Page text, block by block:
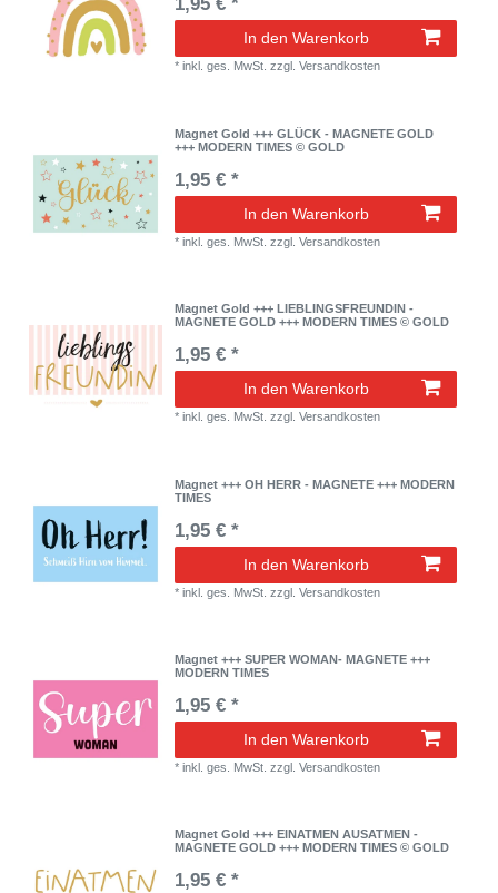
1,95 € *
In den Warenkorb
*inkl. ges. MwSt. zzgl.Versandkosten
Magnet Gold +++ GLÜCK - MAGNETE GOLD
+++ MODERN TIMES © GOLD
1,95 € *
In den Warenkorb
*inkl. ges. MwSt. zzgl.Versandkosten
Magnet Gold +++ LIEBLINGSFREUNDIN -
MAGNETE GOLD +++ MODERN TIMES © GOLD
1,95 € *
In den Warenkorb
*inkl. ges. MwSt. zzgl.Versandkosten
Magnet +++ OH HERR - MAGNETE +++ MODERN
TIMES
1,95 € *
In den Warenkorb
*inkl. ges. MwSt. zzgl.Versandkosten
Magnet +++ SUPER WOMAN- MAGNETE +++
MODERN TIMES
1,95 € *
In den Warenkorb
*inkl. ges. MwSt. zzgl.Versandkosten
Magnet Gold +++ EINATMEN AUSATMEN -
MAGNETE GOLD +++ MODERN TIMES © GOLD
1,95 € *